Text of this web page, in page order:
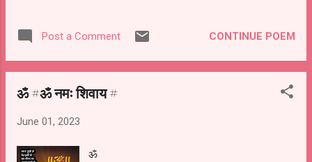
राम चंद्र जी का सुन्दर चरित्र करोणो युगो में भी गाए नहीं
जा सकते ॥ Pls enjoy the short clip on
Post a Comment CONTINUE POEM
ॐ #ॐ नमः शिवाय #
June 01, 2023
ॐ